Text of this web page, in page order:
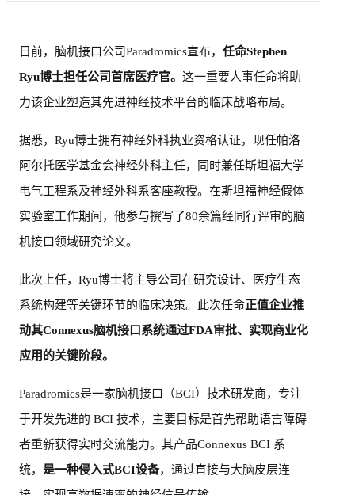
日前，脑机接口公司Paradromics宣布， 任命Stephen
Ryu博士担任公司首席医疗官。 这一重要人事任命将助
力该企业塑造其先进神经技术平台的临床战略布局。
据悉，Ryu博士拥有神经外科执业资格认证，现任帕洛
阿尔托医学基金会神经外科主任，同时兼任斯坦福大学
电气工程系及神经外科系客座教授。在斯坦福神经假体
实验室工作期间，他参与撰写了80余篇经同行评审的脑
机接口领域研究论文。
此次上任，Ryu博士将主导公司在研究设计、医疗生态
系统构建等关键环节的临床决策。此次任命正值企业推
动其Connexus脑机接口系统通过FDA审批、实现商业化
应用的关键阶段。
Paradromics是一家脑机接口（BCI）技术研发商，专注
于开发先进的 BCI 技术，主要目标是首先帮助语言障碍
者重新获得实时交流能力。其产品Connexus BCI 系
统， 是一种侵入式BCI设备，通过直接与大脑皮层连